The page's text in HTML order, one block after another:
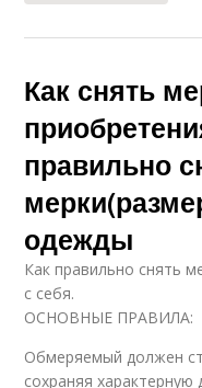
Как снять
правильно
одежды
Как правильно снять
с себя.
ОСНОВНЫЕ ПРАВИЛА:
Обмеряемый должен
сохраняя характерную